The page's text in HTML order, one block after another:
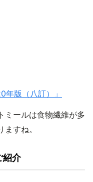
版（八訂）」
ミールは食物繊維が多
すね。
紹介